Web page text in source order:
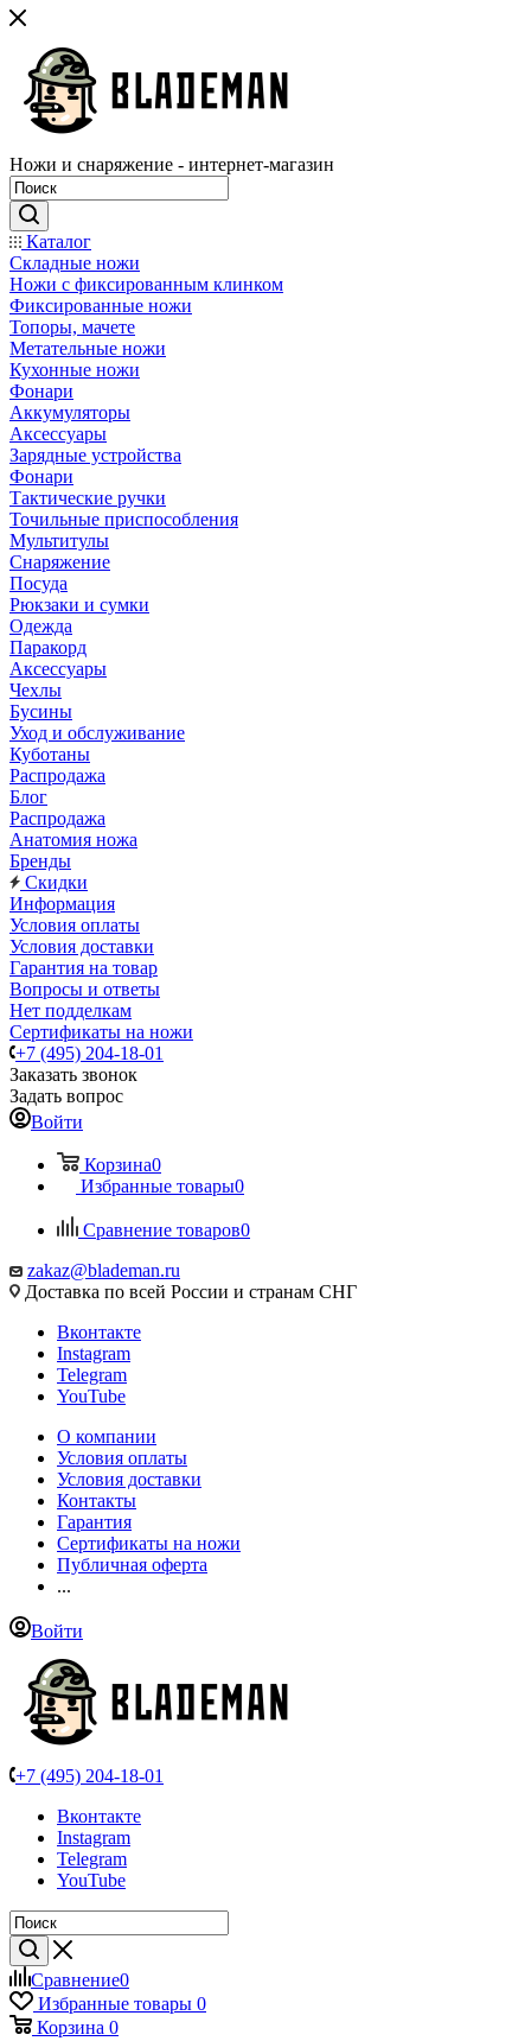
Ножи и снаряжение - интернет-магазин
Каталог
Складные ножи
Ножи с фиксированным клинком
Фиксированные ножи
Топоры, мачете
Метательные ножи
Кухонные ножи
Фонари
Аккумуляторы
Аксессуары
Зарядные устройства
Фонари
Тактические ручки
Точильные приспособления
Мультитулы
Снаряжение
Посуда
Рюкзаки и сумки
Одежда
Паракорд
Аксессуары
Чехлы
Бусины
Уход и обслуживание
Куботаны
Распродажа
Блог
Распродажа
Анатомия ножа
Бренды
Скидки
Информация
Условия оплаты
Условия доставки
Гарантия на товар
Вопросы и ответы
Нет подделкам
Сертификаты на ножи
+7 (495) 204-18-01
Заказать звонок
Задать вопрос
Войти
Корзина0
Избранные товары0
Сравнение товаров0
zakaz@blademan.ru
Доставка по всей России и странам СНГ
Вконтакте
Instagram
Telegram
YouTube
О компании
Условия оплаты
Условия доставки
Контакты
Гарантия
Сертификаты на ножи
Публичная оферта
...
Войти
+7 (495) 204-18-01
Вконтакте
Instagram
Telegram
YouTube
Сравнение0
Избранные товары 0
Корзина 0